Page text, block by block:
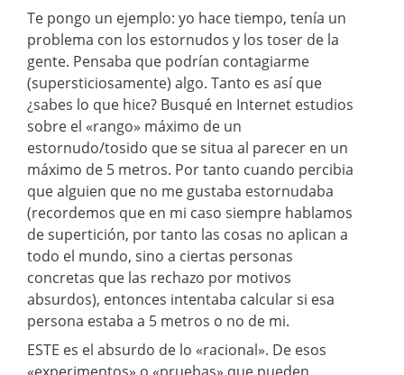
Te pongo un ejemplo: yo hace tiempo, tenía un
problema con los estornudos y los toser de la
gente. Pensaba que podrían contagiarme
(supersticiosamente) algo. Tanto es así que
¿sabes lo que hice? Busqué en Internet estudios
sobre el «rango» máximo de un
estornudo/tosido que se situa al parecer en un
máximo de 5 metros. Por tanto cuando percibia
que alguien que no me gustaba estornudaba
(recordemos que en mi caso siempre hablamos
de supertición, por tanto las cosas no aplican a
todo el mundo, sino a ciertas personas
concretas que las rechazo por motivos
absurdos), entonces intentaba calcular si esa
persona estaba a 5 metros o no de mi.
ESTE es el absurdo de lo «racional». De esos